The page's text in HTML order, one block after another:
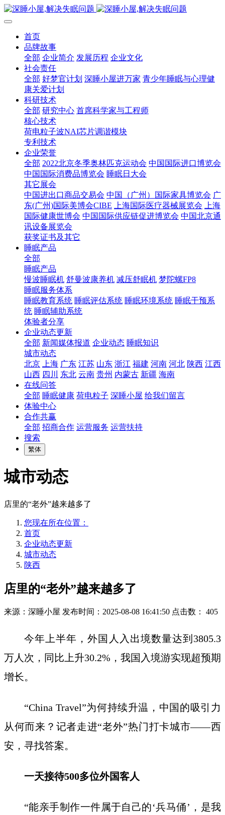
首页
品牌故事
全部 企业简介 发展历程 企业文化
社会责任
全部 好梦官计划 深睡小屋进万家 青少年睡眠与心理健
康关爱计划
科研技术
全部 研究中心 首席科学家与工程师
核心技术
荷电粒子波NAI芯片调谐模块
专利技术
企业荣誉
全部 2022北京冬季奥林匹克运动会 中国国际进口博览会
中国国际消费品博览会 睡眠日大会
其它展会
中国进出口商品交易会 中国（广州）国际家具博览会 广
东(广州)国际美博会CIBE
上海国际医疗器械展览会
上海
国际健康世博会 中国国际供应链促进博览会 中国北京通
讯设备展览会
获奖证书及其它
睡眠产品
全部
睡眠产品
慢波睡眠机 舒曼波康养机 减压舒眠机 梦陀螺FP8
睡眠服务体系
睡眠教育系统 睡眠评估系统 睡眠环境系统 睡眠干预系
统 睡眠辅助系统
体验者分享
企业动态更新
全部 新闻媒体报道 企业动态 睡眠知识
城市动态
北京
上海 广东 江苏 山东 浙江 福建 河南 河北 陕西 江西
山西 四川 东北 云南 贵州 内蒙古 新疆 海南
在线问答
全部 睡眠健康 荷电粒子 深睡小屋 给我们留言
体验中心
合作共赢
全部 招商合作 运营服务 运营扶持
搜索
繁体
城市动态
店里的“老外”越来越多了
您现在所在位置：
首页
企业动态更新
城市动态
陕西
店里的“老外”越来越多了
来源：深睡小屋 发布时间：2025-08-08 16:41:50 点击数： 405
今年上半年，外国人入出境数量达到3805.3
万人次，同比上升30.2%，我国入境游实现超预期
增长。
“China Travel”为何持续升温，中国的吸引力
从何而来？记者走进“老外”热门打卡城市——西
安，寻找答案。
一天接待500多位外国客人
“能亲手制作一件属于自己的‘兵马俑’，是我